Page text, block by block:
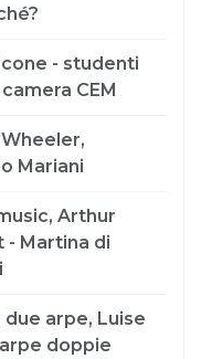
- studenti
CEM
Mariani
Arthur
Martina di
arpe, Luise
arpe doppie